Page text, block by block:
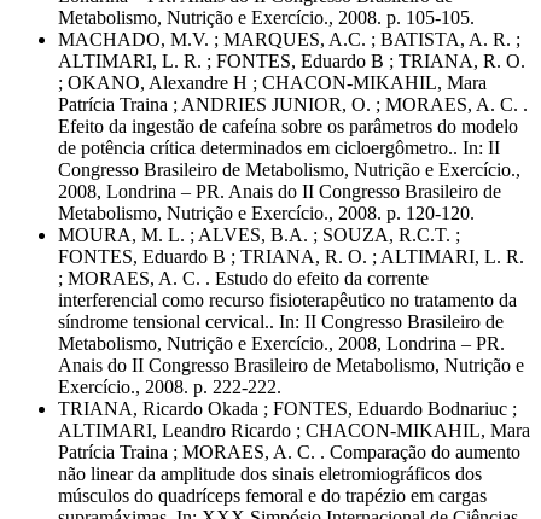
Metabolismo, Nutrição e Exercício., 2008. p. 105-105.
MACHADO, M.V. ; MARQUES, A.C. ; BATISTA, A. R. ;
ALTIMARI, L. R. ; FONTES, Eduardo B ; TRIANA, R. O.
; OKANO, Alexandre H ; CHACON-MIKAHIL, Mara
Patrícia Traina ; ANDRIES JUNIOR, O. ; MORAES, A. C. .
Efeito da ingestão de cafeína sobre os parâmetros do modelo
de potência crítica determinados em cicloergômetro.. In: II
Congresso Brasileiro de Metabolismo, Nutrição e Exercício.,
2008, Londrina – PR. Anais do II Congresso Brasileiro de
Metabolismo, Nutrição e Exercício., 2008. p. 120-120.
MOURA, M. L. ; ALVES, B.A. ; SOUZA, R.C.T. ;
FONTES, Eduardo B ; TRIANA, R. O. ; ALTIMARI, L. R.
; MORAES, A. C. . Estudo do efeito da corrente
interferencial como recurso fisioterapêutico no tratamento da
síndrome tensional cervical.. In: II Congresso Brasileiro de
Metabolismo, Nutrição e Exercício., 2008, Londrina – PR.
Anais do II Congresso Brasileiro de Metabolismo, Nutrição e
Exercício., 2008. p. 222-222.
TRIANA, Ricardo Okada ; FONTES, Eduardo Bodnariuc ;
ALTIMARI, Leandro Ricardo ; CHACON-MIKAHIL, Mara
Patrícia Traina ; MORAES, A. C. . Comparação do aumento
não linear da amplitude dos sinais eletromiográficos dos
músculos do quadríceps femoral e do trapézio em cargas